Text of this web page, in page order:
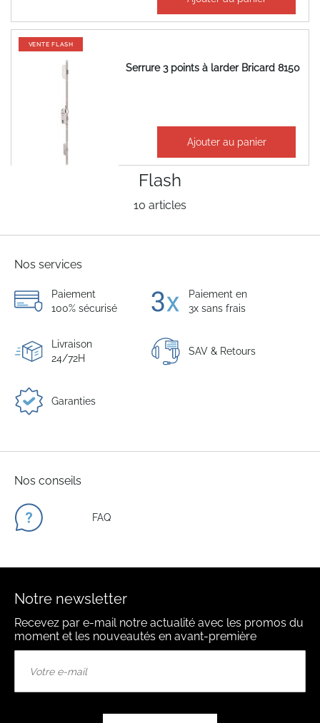
10 articles
Flash
VENTE FLASH
Serrure 3 points à larder Bricard 8150
106,92 €
Ajouter au panier
Nos services
Paiement
100% sécurisé
Paiement en
3x sans frais
Livraison
24/72H
SAV & Retours
Garanties
Nos conseils
FAQ
Notre newsletter
Recevez par e-mail notre actualité avec les promos du
moment et les nouveautés en avant-première